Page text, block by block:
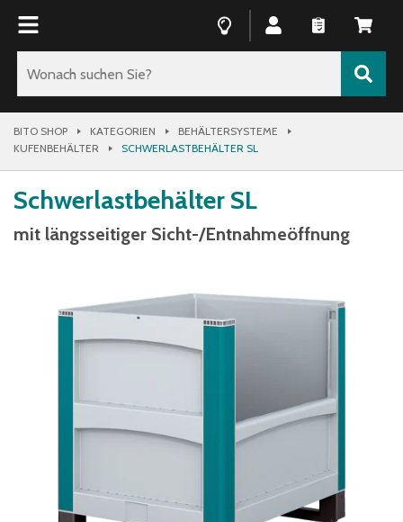
BITO SHOP KATEGORIEN
BEHÄLTERSYSTEME
KUFENBEHÄLTER
SCHWERLASTBEHÄLTER SL
Schwerlastbehälter SL
mit längsseitiger Sicht-/Entnahmeöffnung